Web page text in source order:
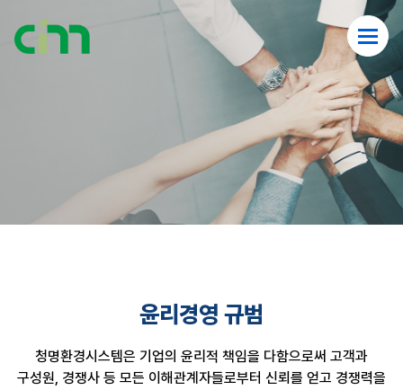
윤리경영 규범
청명환경시스템은 기업의 윤리적 책임을 다함으로써 고객과
구성원, 경쟁사 등 모든 이해관계자들로부터 신뢰를 얻고 경쟁력을